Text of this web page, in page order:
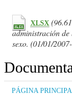
XLSX (96.61
administración
sexo. (01/01/
PÁGINA